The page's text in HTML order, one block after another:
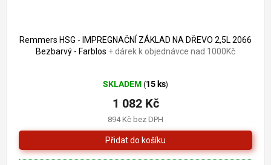
Remmers HSG - IMPREGNAČNÍ ZÁKLAD NA DŘEVO 2,5L 2066
Bezbarvý - Farblos + dárek k objednávce nad 1000Kč
hodnocení
produktu
je
5,0
z
5
hvězdiček.
SKLADEM (15 ks)
894 Kč bez DPH
1 082 Kč